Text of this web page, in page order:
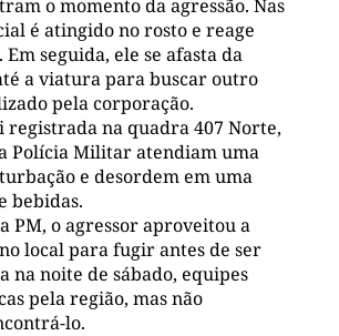
o momento da agressão. Nas
é atingido no rosto e reage
seguida, ele se afasta da
a viatura para buscar outro
pela corporação.
registrada na quadra 407 Norte,
Polícia Militar atendiam uma
e desordem em uma
bebidas.
PM, o agressor aproveitou a
local para fugir antes de ser
na noite de sábado, equipes
pela região, mas não
lo.